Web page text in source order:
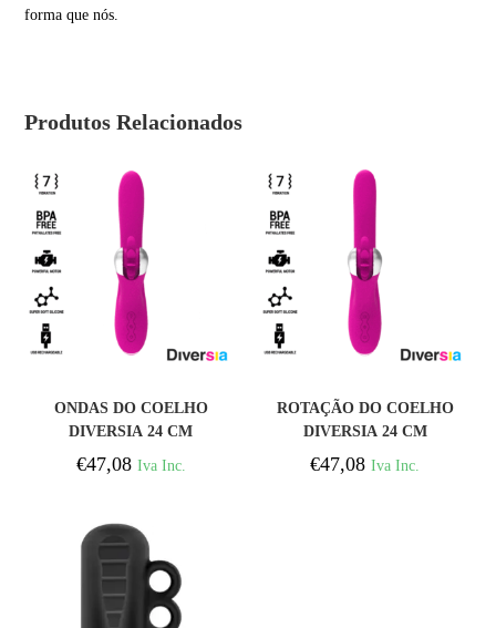
forma que nós.
Produtos Relacionados
ONDAS DO COELHO
DIVERSIA 24 CM
€47,08 Iva Inc.
COMPRAR
ROTAÇÃO DO COELHO
DIVERSIA 24 CM
€47,08 Iva Inc.